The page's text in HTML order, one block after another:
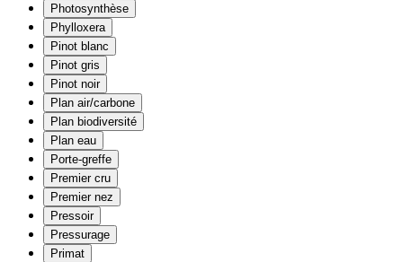
Photosynthèse
Phylloxera
Pinot blanc
Pinot gris
Pinot noir
Plan air/carbone
Plan biodiversité
Plan eau
Porte-greffe
Premier cru
Premier nez
Pressoir
Pressurage
Primat